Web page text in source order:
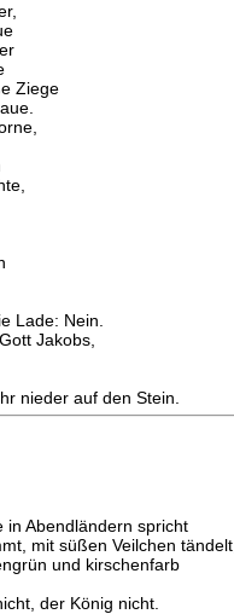
Ziege
Jakobs,
auf den Stein.
in Abendländern spricht
mit süßen Veilchen tändelt,
und kirschenfarb
der König nicht.